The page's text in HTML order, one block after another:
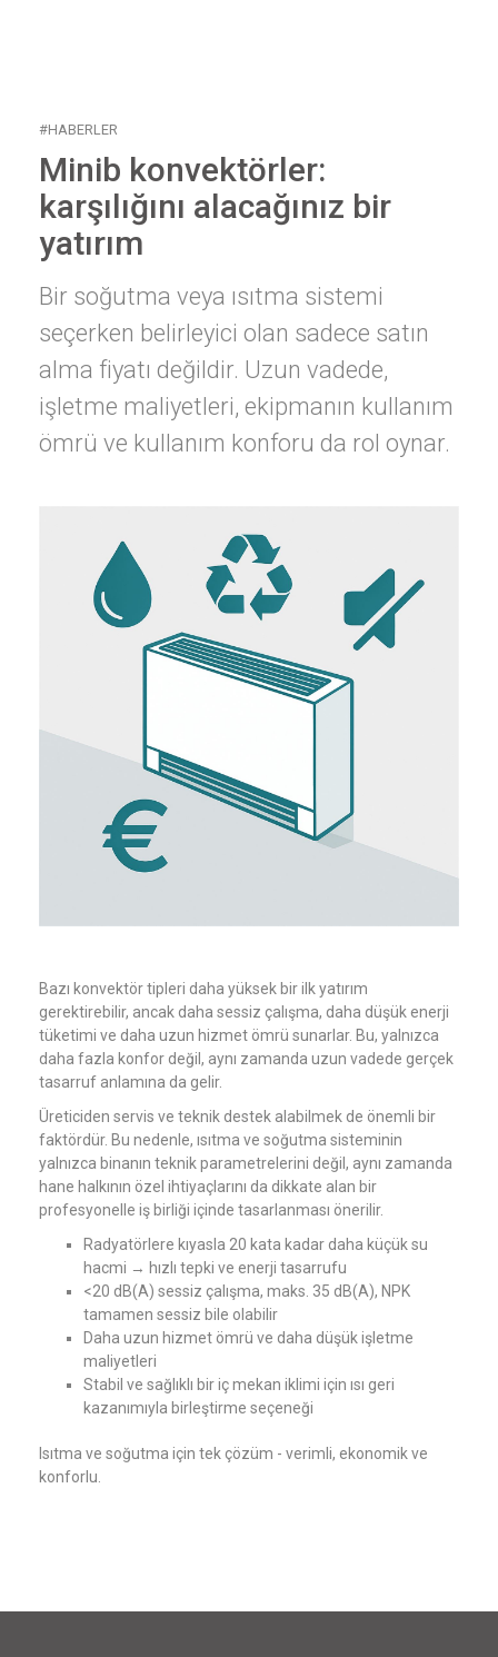
#HABERLER
Minib konvektörler:
karşılığını alacağınız bir
yatırım
Bir soğutma veya ısıtma sistemi
seçerken belirleyici olan sadece satın
alma fiyatı değildir. Uzun vadede,
işletme maliyetleri, ekipmanın kullanım
ömrü ve kullanım konforu da rol oynar.
Bazı konvektör tipleri daha yüksek bir ilk yatırım
gerektirebilir, ancak daha sessiz çalışma, daha düşük enerji
tüketimi ve daha uzun hizmet ömrü sunarlar. Bu, yalnızca
daha fazla konfor değil, aynı zamanda uzun vadede gerçek
tasarruf anlamına da gelir.
Üreticiden servis ve teknik destek alabilmek de önemli bir
faktördür. Bu nedenle, ısıtma ve soğutma sisteminin
yalnızca binanın teknik parametrelerini değil, aynı zamanda
hane halkının özel ihtiyaçlarını da dikkate alan bir
profesyonelle iş birliği içinde tasarlanması önerilir.
Radyatörlere kıyasla 20 kata kadar daha küçük su
hacmi → hızlı tepki ve enerji tasarrufu
<20 dB(A) sessiz çalışma, maks. 35 dB(A), NPK
tamamen sessiz bile olabilir
Daha uzun hizmet ömrü ve daha düşük işletme
maliyetleri
Stabil ve sağlıklı bir iç mekan iklimi için ısı geri
kazanımıyla birleştirme seçeneği
Isıtma ve soğutma için tek çözüm - verimli, ekonomik ve
konforlu.